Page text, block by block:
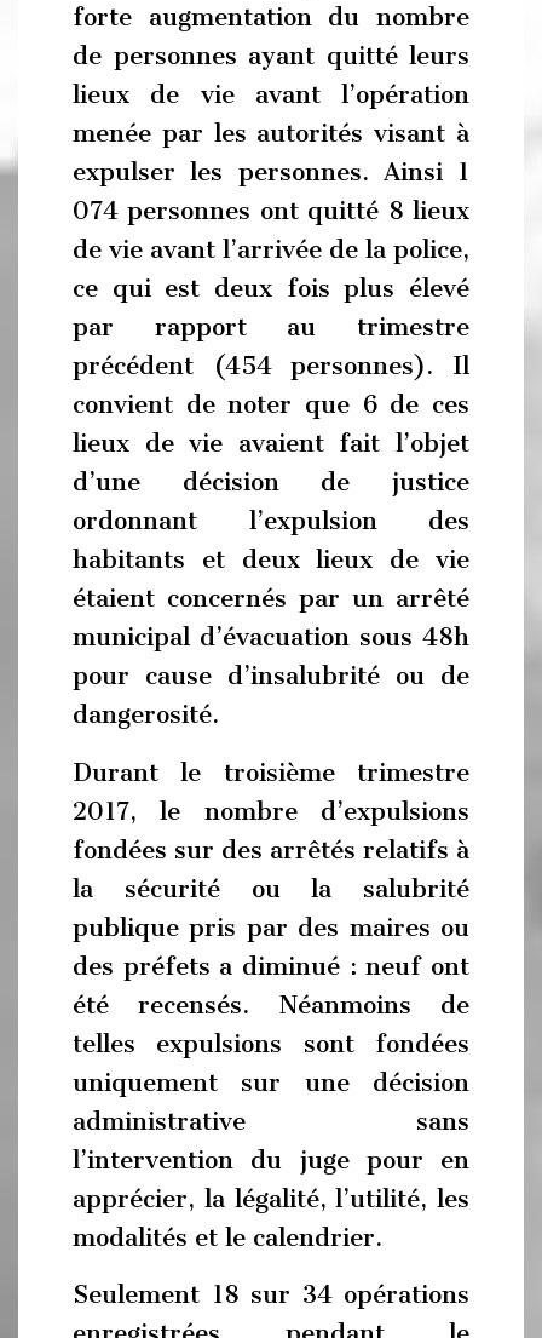
forte augmentation du nombre
de personnes ayant quitté leurs
lieux de vie avant l’opération
menée par les autorités visant à
expulser les personnes. Ainsi 1
074 personnes ont quitté 8 lieux
de vie avant l’arrivée de la police,
ce qui est deux fois plus élevé
par rapport au trimestre
précédent (454 personnes). Il
convient de noter que 6 de ces
lieux de vie avaient fait l’objet
d’une décision de justice
ordonnant l’expulsion des
habitants et deux lieux de vie
étaient concernés par un arrêté
municipal d’évacuation sous 48h
pour cause d’insalubrité ou de
dangerosité.
Durant le troisième trimestre
2017, le nombre d’expulsions
fondées sur des arrêtés relatifs à
la sécurité ou la salubrité
publique pris par des maires ou
des préfets a diminué : neuf ont
été recensés. Néanmoins de
telles expulsions sont fondées
uniquement sur une décision
administrative sans
l’intervention du juge pour en
apprécier, la légalité, l’utilité, les
modalités et le calendrier.
Seulement 18 sur 34 opérations